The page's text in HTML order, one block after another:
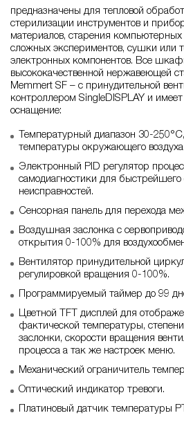
предназначены для тепловой
стерилизации инструментов и
материалов, старения
сложных экспериментов, сушки или
электронных компонентов. Все
высококачественной нержавеющей
Memmert SF – с принудительной
контроллером SingleDISPLAY и
оснащение:
Температурный диапазон 30-
температуры окружающего
Электронный PID регулятор
самодиагностики для
неисправностей.
Сенсорная панель для перехода
Воздушная заслонка с
открытия 0-100% для
Вентилятор принудительной
регулировкой вращения 0-100%.
Программируемый таймер до 99
Цветной TFT дисплей для
фактической температуры,
заслонки, скорости вращения
процесса а так же настроек меню.
Механический ограничитель
Оптический индикатор тревоги.
Платиновый датчик температуры